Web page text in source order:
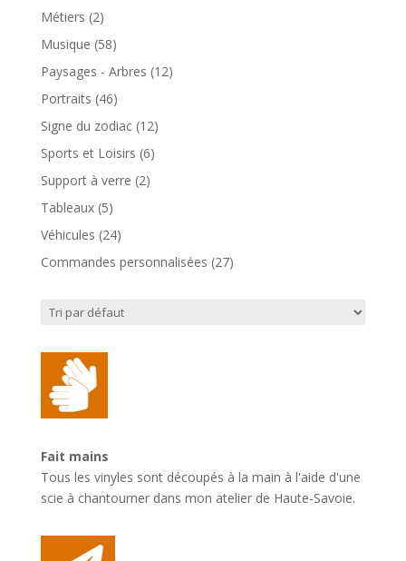
Métiers 22
produits
Musique 5858
produits
Paysages - Arbres 1212
Portraits 4646
produits
Signe du zodiac 1212
produits
Sports et Loisirs 66
Support à verre 22
Tableaux 55
produits
Véhicules 2424
Commandes personnalisées 2727
Fait mains
Tous les vinyles sont découpés à la main à l'aide d'une
scie à chantourner dans mon atelier de Haute-Savoie.